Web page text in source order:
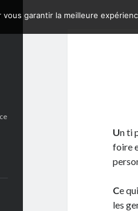
Un ti
foire
Ce
les
garantir la meilleure